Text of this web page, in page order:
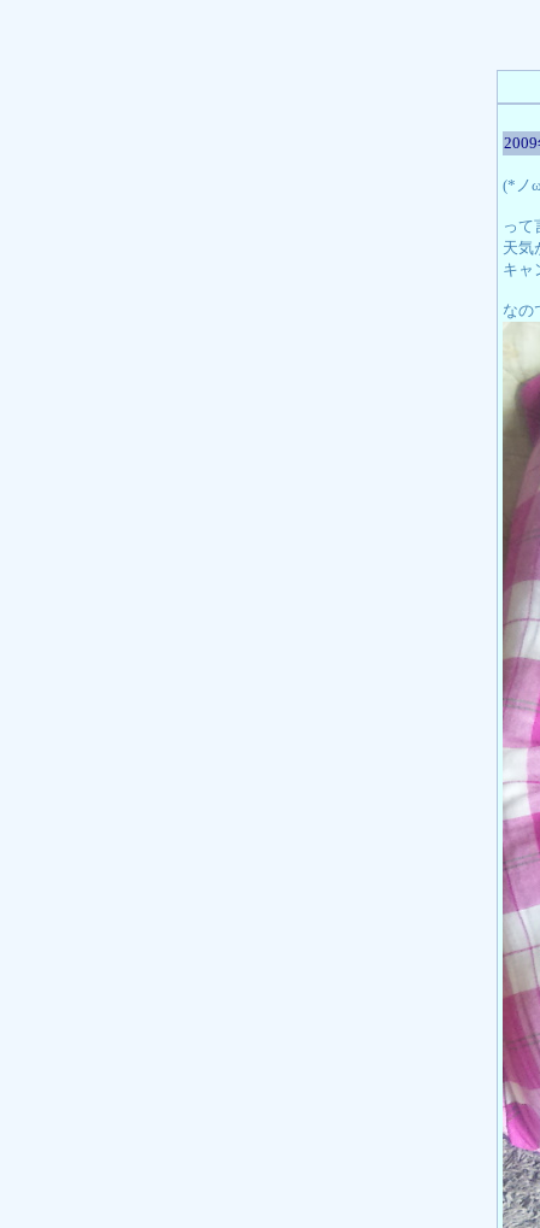
(*ノ
って
天気
キャ
なの